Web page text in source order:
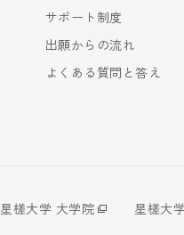
サポート制度
出願からの流れ
よくある質問と答え
星槎大学 大学院
星槎大